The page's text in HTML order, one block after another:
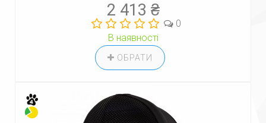
2 413 ₴
0
В наявності
ОБРАТИ